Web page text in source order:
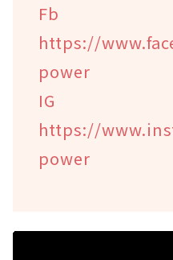
https://
power
https://
power